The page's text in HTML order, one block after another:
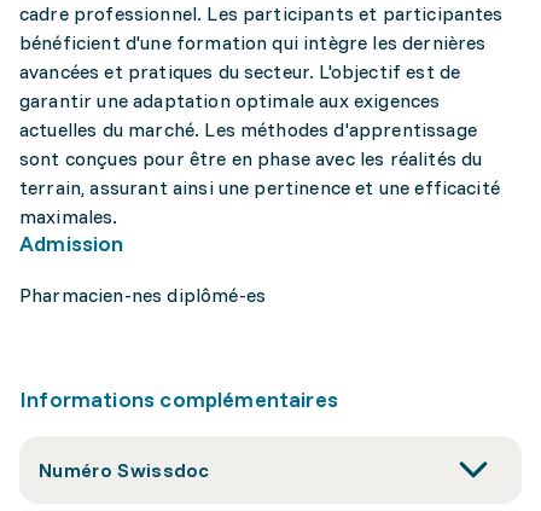
cadre professionnel. Les participants et participantes
bénéficient d'une formation qui intègre les dernières
avancées et pratiques du secteur. L'objectif est de
garantir une adaptation optimale aux exigences
actuelles du marché. Les méthodes d'apprentissage
sont conçues pour être en phase avec les réalités du
terrain, assurant ainsi une pertinence et une efficacité
maximales.
Admission
Pharmacien-nes diplômé-es
Informations complémentaires
Numéro Swissdoc